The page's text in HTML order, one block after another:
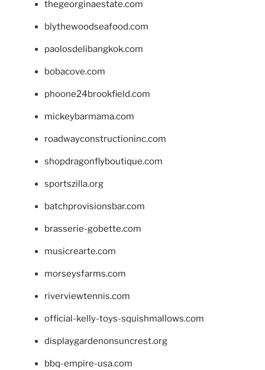
thegeorginaestate.com
blythewoodseafood.com
paolosdelibangkok.com
bobacove.com
phoone24brookfield.com
mickeybarmama.com
roadwayconstructioninc.com
shopdragonflyboutique.com
sportszilla.org
batchprovisionsbar.com
brasserie-gobette.com
musicrearte.com
morseysfarms.com
riverviewtennis.com
official-kelly-toys-squishmallows.com
displaygardenonsuncrest.org
bbq-empire-usa.com